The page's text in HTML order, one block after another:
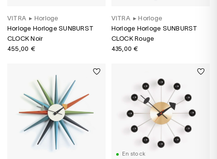
VITRA ▸ Horloge
Horloge Horloge SUNBURST
CLOCK Noir
455,00 €
VITRA ▸ Horloge
Horloge Horloge SUNBURST
CLOCK Rouge
435,00 €
En stock